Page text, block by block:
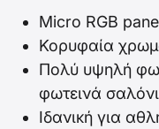
Micro RGB
Κορυφαία
Πολύ υψηλή
φωτεινά
Ιδανική για